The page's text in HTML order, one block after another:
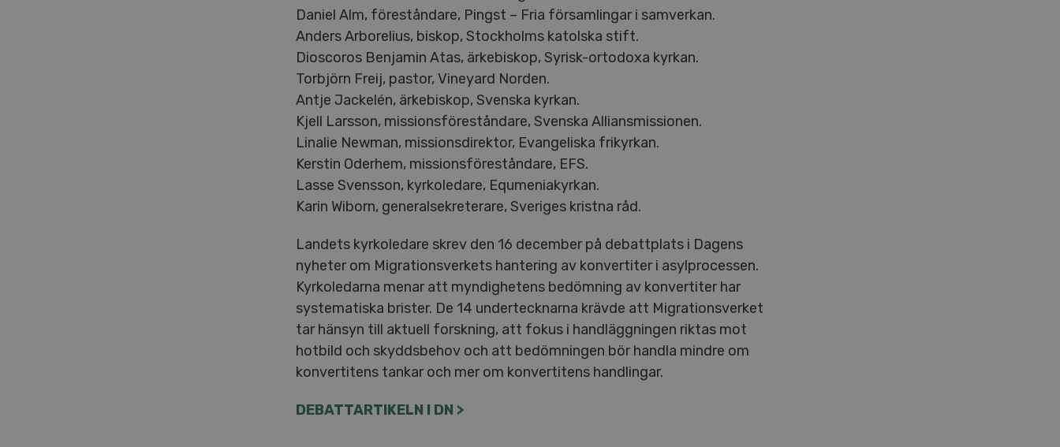
Daniel Alm, föreståndare, Pingst – Fria församlingar i samverkan.
Anders Arborelius, biskop, Stockholms katolska stift.
Dioscoros Benjamin Atas, ärkebiskop, Syrisk-ortodoxa kyrkan.
Torbjörn Freij, pastor, Vineyard Norden.
Antje Jackelén, ärkebiskop, Svenska kyrkan.
Kjell Larsson, missionsföreståndare, Svenska Alliansmissionen.
Linalie Newman, missionsdirektor, Evangeliska frikyrkan.
Kerstin Oderhem, missionsföreståndare, EFS.
Lasse Svensson, kyrkoledare, Equmeniakyrkan.
Karin Wiborn, generalsekreterare, Sveriges kristna råd.
Landets kyrkoledare skrev den 16 december på debattplats i Dagens
nyheter om Migrationsverkets hantering av konvertiter i asylprocessen.
Kyrkoledarna menar att myndighetens bedömning av konvertiter har
systematiska brister. De 14 undertecknarna krävde att Migrationsverket
tar hänsyn till aktuell forskning, att fokus i handläggningen riktas mot
hotbild och skyddsbehov och att bedömningen bör handla mindre om
konvertitens tankar och mer om konvertitens handlingar.
DEBATTARTIKELN I DN >